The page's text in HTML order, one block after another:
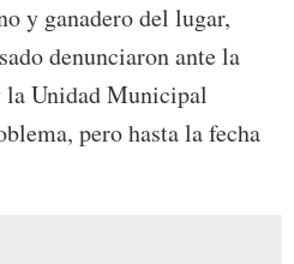
y ganadero del lugar,
denunciaron ante la
Unidad Municipal
pero hasta la fecha